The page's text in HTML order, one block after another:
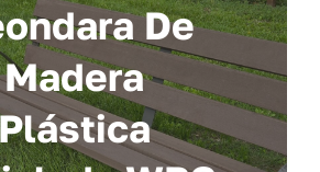
De
Madera